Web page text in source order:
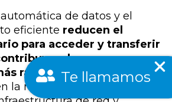
de datos y el
eficiente reducen el
para acceder y transferir
a un
rápido
. Además, al operar
la nube, Snowflake puede
Te llamamos